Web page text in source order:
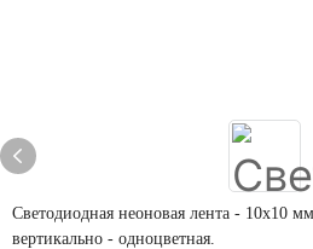
Светодиодная неоновая лента - 10х10
вертикально - одноцветная.